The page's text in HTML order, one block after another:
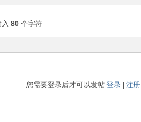
80 个字符
您需要登录后才可以发帖 登录| 注册